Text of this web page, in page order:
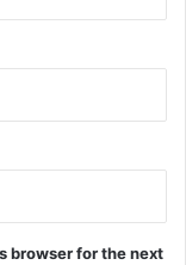
browser for the next